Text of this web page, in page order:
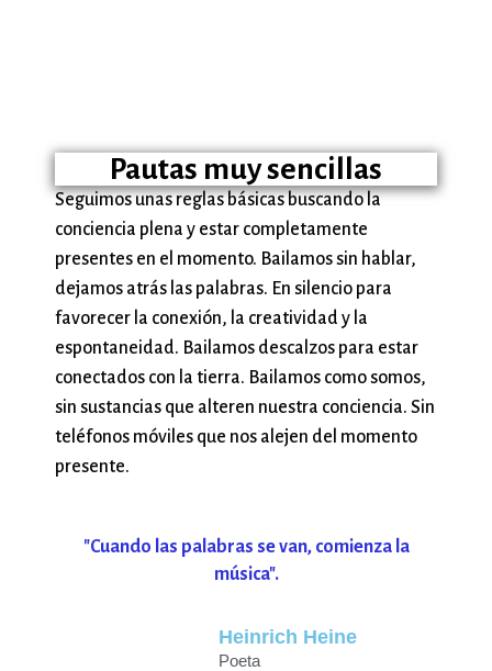
Pautas muy sencillas
Seguimos unas reglas básicas buscando la
conciencia plena y estar completamente
presentes en el momento. Bailamos sin hablar,
dejamos atrás las palabras. En silencio para
favorecer la conexión, la creatividad y la
espontaneidad. Bailamos descalzos para estar
conectados con la tierra. Bailamos como somos,
sin sustancias que alteren nuestra conciencia. Sin
teléfonos móviles que nos alejen del momento
presente.
"Cuando las palabras se van, comienza la
música".
Heinrich Heine
Poeta